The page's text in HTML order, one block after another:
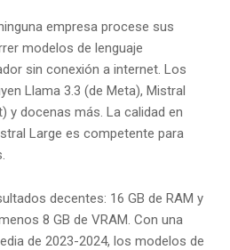
empresa procese sus
modelos de lenguaje
sin conexión a internet. Los
Llama 3.3 (de Meta), Mistral
y docenas más. La calidad en
Large es competente para
decentes: 16 GB de RAM y
8 GB de VRAM. Con una
de 2023-2024, los modelos de